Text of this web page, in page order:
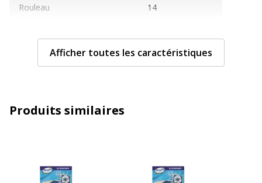
Rouleau 14
Taille de support 99.1 x 38.1 mm
Compatible avec technologie Jet d'encre, Laser
Afficher toutes les caractéristiques
Produits similaires